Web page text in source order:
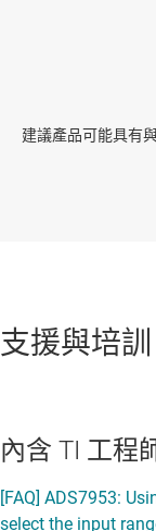
建議產品可能具有
支援與培訓
內含 TI 工程